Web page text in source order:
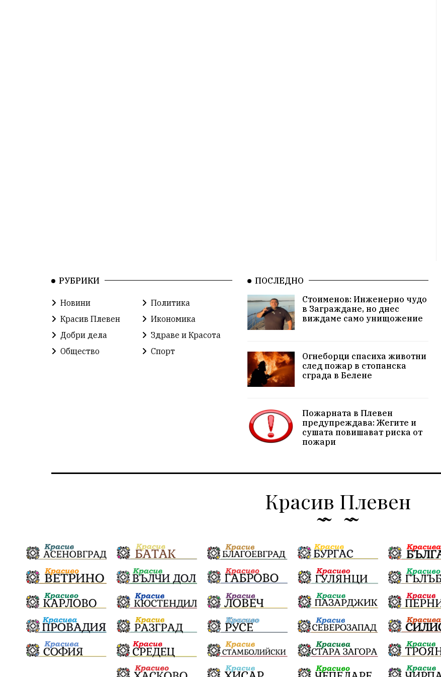
РУБРИКИ
Новини
Политика
Красив Плевен
Икономика
Добри дела
Здраве и Красота
Общество
Спорт
ПОСЛЕДНО
Стоименов: Инженерно чудо
в Заграждане, но днес
виждаме само унищожение
Огнеборци спасиха животни
след пожар в стопанска
сграда в Белене
Пожарната в Плевен
предупреждава: Жегите и
сушата повишават риска от
пожари
Красив Плевен